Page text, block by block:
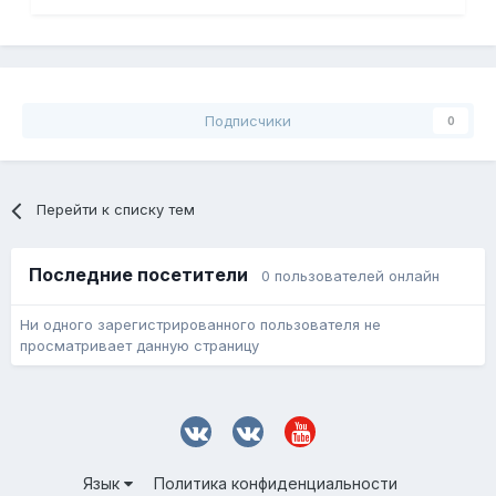
Подписчики 0
Перейти к списку тем
Последние посетители 0 пользователей онлайн
Ни одного зарегистрированного пользователя не
просматривает данную страницу
Язык Политика конфиденциальности